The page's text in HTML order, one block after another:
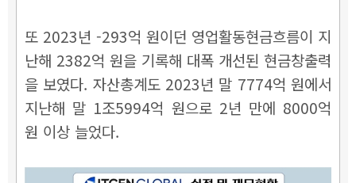
또 2023년 -293억 원이던 영업활동현금흐름이 지
난해 2382억 원을 기록해 대폭 개선된 현금창출력
을 보였다. 자산총계도 2023년 말 7774억 원에서
지난해 말 1조5994억 원으로 2년 만에 8000억
원 이상 늘었다.